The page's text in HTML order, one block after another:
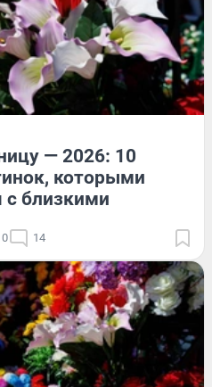
— 2026: 10
которыми
близкими
14